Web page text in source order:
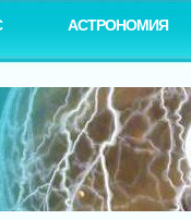
АСТРОНОМИЯ